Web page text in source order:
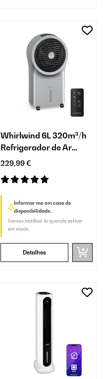
Whirlwind 6L 320m³/h
Refrigerador de Ar
Prateado
229,99 €
Informar-me em caso de
disponibilidade.
Iremos notificá-lo quando estiver
em stock.
Detalhes